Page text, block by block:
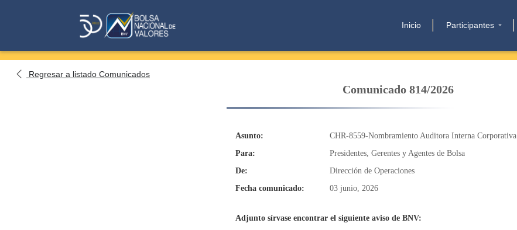
Inicio Participantes
Regresar a listado Comunicados
Comunicado 814/2026
Asunto:
CHR-8559-Nombramiento Auditora Interna Corporativa
Para:
Presidentes, Gerentes y Agentes de Bolsa
De:
Dirección de Operaciones
Fecha comunicado:
03 junio, 2026
Adjunto sírvase encontrar el siguiente aviso de BNV: